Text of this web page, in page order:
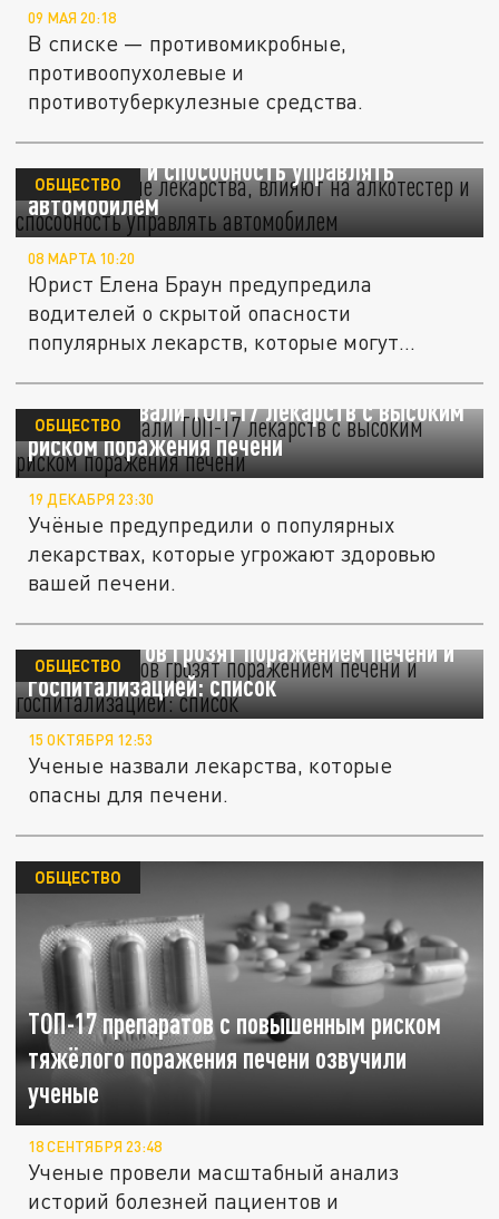
09 МАЯ 20:18
В списке — противомикробные,
противоопухолевые и
противотуберкулезные средства.
Юрист: Какие лекарства, влияют на
алкотестер и способность управлять
автомобилем
ОБЩЕСТВО
08 МАРТА 10:20
Юрист Елена Браун предупредила
водителей о скрытой опасности
популярных лекарств, которые могут
Учёные назвали ТОП-17 лекарств с высоким
риском поражения печени
ОБЩЕСТВО
19 ДЕКАБРЯ 23:30
Учёные предупредили о популярных
лекарствах, которые угрожают здоровью
вашей печени.
17 препаратов грозят поражением печени и
госпитализацией: список
ОБЩЕСТВО
15 ОКТЯБРЯ 12:53
Ученые назвали лекарства, которые
опасны для печени.
ТОП-17 препаратов с повышенным риском
тяжёлого поражения печени озвучили
ученые
ОБЩЕСТВО
18 СЕНТЯБРЯ 23:48
Ученые провели масштабный анализ
историй болезней пациентов и